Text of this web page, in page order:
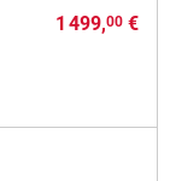
1 499,00€